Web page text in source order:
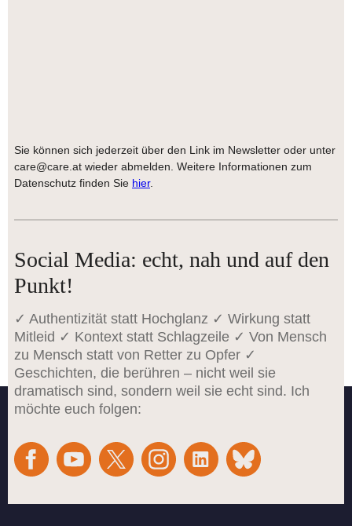
Sie können sich jederzeit über den Link im Newsletter oder unter
care@care.at wieder abmelden. Weitere Informationen zum
Datenschutz finden Sie hier.
Social Media: echt, nah und auf den
Punkt!
✓ Authentizität statt Hochglanz ✓ Wirkung statt
Mitleid ✓ Kontext statt Schlagzeile ✓ Von Mensch
zu Mensch statt von Retter zu Opfer ✓
Geschichten, die berühren – nicht weil sie
dramatisch sind, sondern weil sie echt sind. Ich
möchte euch folgen: